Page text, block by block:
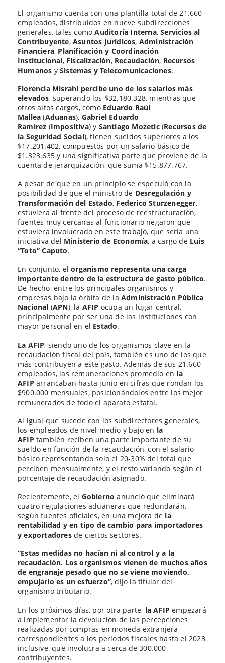
El organismo cuenta con una plantilla total de 21.660
empleados, distribuidos en nueve subdirecciones
generales, tales comoAuditoría Interna,Servicios al
Contribuyente,Asuntos Jurídicos, Administración
Financiera, Planificación y Coordinación
Institucional, Fiscalización, Recaudación, Recursos
Humanos ySistemas y Telecomunicaciones.
Florencia Misrahi percibe uno de los salarios más
elevados, superando los $32.180.328, mientras que
otros altos cargos, como Eduardo Raúl
Mallea (Aduanas), Gabriel Eduardo
Ramírez (Impositiva) y Santiago Mozetic(Recursos de
la Seguridad Social), tienen sueldos superiores a los
$17.201.402, compuestos por un salario básico de
$1.323.635 y una significativa parte que proviene de la
cuenta de jerarquización, que suma $15.877.767.
A pesar de que en un principio se especuló con la
posibilidad de que el ministro de Desregulación y
Transformación del Estado, Federico Sturzenegger,
estuviera al frente del proceso de reestructuración,
fuentes muy cercanas al funcionario negaron que
estuviera involucrado en este trabajo, que sería una
iniciativa del Ministerio de Economía, a cargo de Luis
“Toto” Caputo.
En conjunto, elorganismo representa una carga
importante dentro de la estructura de gasto público.
De hecho, entre los principales organismos y
empresas bajo la órbita de la Administración Pública
Nacional (APN), la AFIP ocupa un lugar central,
principalmente por ser una de las instituciones con
mayor personal en el Estado.
La AFIP, siendo uno de los organismos clave en la
recaudación fiscal del país, también es uno de los que
más contribuyen a este gasto. Además de sus 21.660
empleados, las remuneraciones promedio en la
AFIP arrancaban hasta junio en cifras que rondan los
$900.000 mensuales, posicionándolos entre los mejor
remunerados de todo el aparato estatal.
Al igual que sucede con los subdirectores generales,
los empleados de nivel medio y bajo en la
AFIP también reciben una parte importante de su
sueldo en función de la recaudación, con el salario
básico representando solo el 20-30% del total que
perciben mensualmente, y el resto variando según el
porcentaje de recaudación asignado.
Recientemente, el Gobierno anunció que eliminará
cuatro regulaciones aduaneras que redundarán,
según fuentes oficiales, en una mejora de la
rentabilidad y en tipo de cambio para importadores
y exportadoresde ciertos sectores.
“Estas medidas no hacían ni al control y a la
recaudación. Los organismos vienen de muchos años
de engranaje pesado que no se viene moviendo,
empujarlo es un esfuerzo”, dijo la titular del
organismo tributario.
En los próximos días, por otra parte, la AFIP empezará
a implementar la devolución de las percepciones
realizadas por compras en moneda extranjera
correspondientes a los períodos fiscales hasta el 2023
inclusive, que involucra a cerca de 300.000
contribuyentes.